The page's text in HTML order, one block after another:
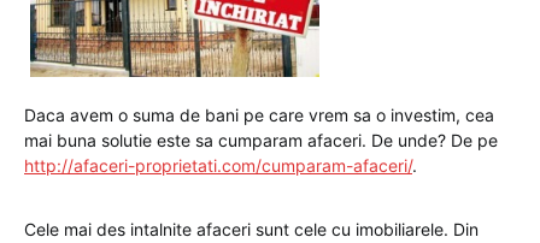
Daca avem o suma de bani pe care vrem sa o investim, cea
mai buna solutie este sa cumparam afaceri. De unde? De pe
http://afaceri-proprietati.com/cumparam-afaceri/.
Cele mai des intalnite afaceri sunt cele cu imobiliarele. Din